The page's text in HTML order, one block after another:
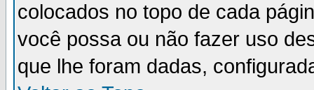
colocados no topo de cada
você possa ou não fazer uso
que lhe foram dadas,